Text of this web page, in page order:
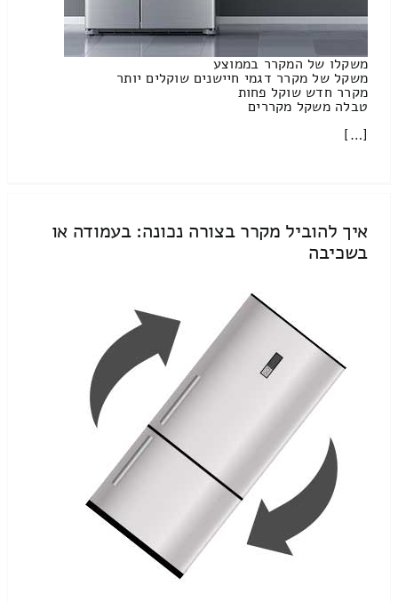
משקלו של המקרר בממוצע
משקל של מקרר דגמי חיישנים שוקלים יותר
מקרר חדש שוקל פחות
טבלה משקל מקררים
[…]
איך להוביל מקרר בצורה נכונה: בעמודה או
בשכיבה